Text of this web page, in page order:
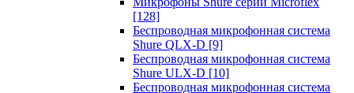
[128]
Беспроводная микрофонная система
Shure QLX-D [9]
Беспроводная микрофонная система
Shure ULX-D [10]
Беспроводная микрофонная система